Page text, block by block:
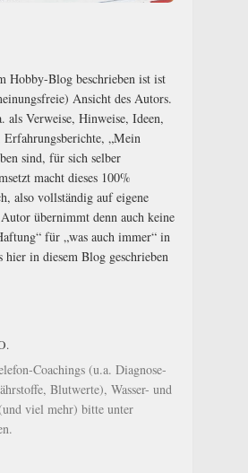
Hobby-Blog beschrieben ist ist
Ansicht des Autors.
als Verweise, Hinweise, Ideen,
„Mein
sind, für sich selber
macht dieses 100%
also vollständig auf eigene
übernimmt denn auch keine
für „was auch immer“ in
hier in diesem Blog geschrieben
Coachings (u.a. Diagnose-
Blutwerte), Wasser- und
viel mehr) bitte unter